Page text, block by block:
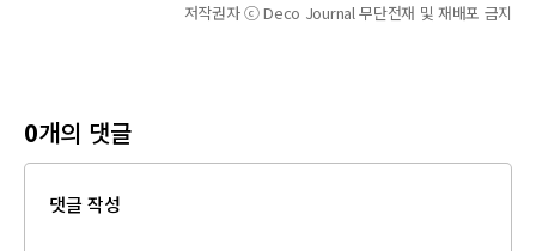
저작권자 ⓒ Deco Journal 무단전재 및 재배포 금지
0개의 댓글
댓글 작성